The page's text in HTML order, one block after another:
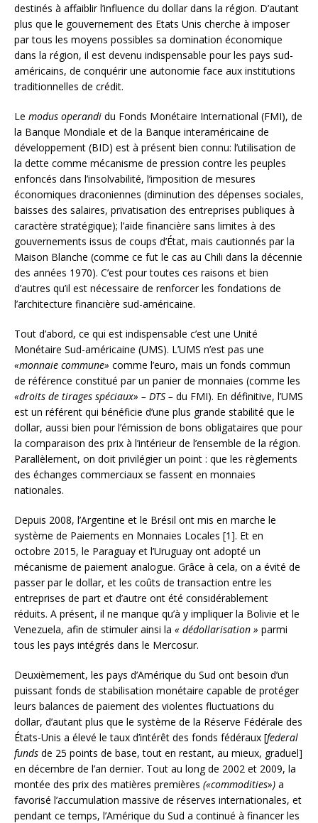
destinés à affaiblir l’influence du dollar dans la région. D’autant
plus que le gouvernement des Etats Unis cherche à imposer
par tous les moyens possibles sa domination économique
dans la région, il est devenu indispensable pour les pays sud-
américains, de conquérir une autonomie face aux institutions
traditionnelles de crédit.
Le modus operandi du Fonds Monétaire International (FMI), de
la Banque Mondiale et de la Banque interaméricaine de
développement (BID) est à présent bien connu: l’utilisation de
la dette comme mécanisme de pression contre les peuples
enfoncés dans l’insolvabilité, l’imposition de mesures
économiques draconiennes (diminution des dépenses sociales,
baisses des salaires, privatisation des entreprises publiques à
caractère stratégique); l’aide financière sans limites à des
gouvernements issus de coups d’État, mais cautionnés par la
Maison Blanche (comme ce fut le cas au Chili dans la décennie
des années 1970). C’est pour toutes ces raisons et bien
d’autres qu’il est nécessaire de renforcer les fondations de
l’architecture financière sud-américaine.
Tout d’abord, ce qui est indispensable c’est une Unité
Monétaire Sud-américaine (UMS). L’UMS n’est pas une
«monnaie commune» comme l’euro, mais un fonds commun
de référence constitué par un panier de monnaies (comme les
«droits de tirages spéciaux» – DTS – du FMI). En définitive, l’UMS
est un référent qui bénéficie d’une plus grande stabilité que le
dollar, aussi bien pour l’émission de bons obligataires que pour
la comparaison des prix à l’intérieur de l’ensemble de la région.
Parallèlement, on doit privilégier un point : que les règlements
des échanges commerciaux se fassent en monnaies
nationales.
Depuis 2008, l’Argentine et le Brésil ont mis en marche le
système de Paiements en Monnaies Locales [1]. Et en
octobre 2015, le Paraguay et l’Uruguay ont adopté un
mécanisme de paiement analogue. Grâce à cela, on a évité de
passer par le dollar, et les coûts de transaction entre les
entreprises de part et d’autre ont été considérablement
réduits. A présent, il ne manque qu’à y impliquer la Bolivie et le
Venezuela, afin de stimuler ainsi la « dédollarisation » parmi
tous les pays intégrés dans le Mercosur.
Deuxièmement, les pays d’Amérique du Sud ont besoin d’un
puissant fonds de stabilisation monétaire capable de protéger
leurs balances de paiement des violentes fluctuations du
dollar, d’autant plus que le système de la Réserve Fédérale des
États-Unis a élevé le taux d’intérêt des fonds fédéraux [federal
funds de 25 points de base, tout en restant, au mieux, graduel]
en décembre de l’an dernier. Tout au long de 2002 et 2009, la
montée des prix des matières premières («commodities») a
favorisé l’accumulation massive de réserves internationales, et
pendant ce temps, l’Amérique du Sud a continué à financer les